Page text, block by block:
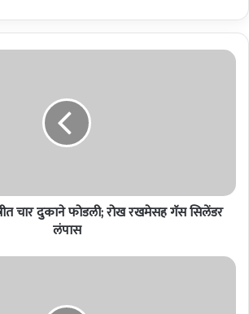
चार दुकाने फोडली; रोख रखमेसह गॅस सिलेंडर
लंपास